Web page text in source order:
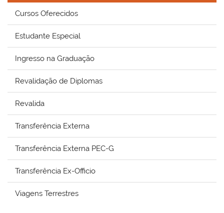
Cursos Oferecidos
Estudante Especial
Ingresso na Graduação
Revalidação de Diplomas
Revalida
Transferência Externa
Transferência Externa PEC-G
Transferência Ex-Officio
Viagens Terrestres